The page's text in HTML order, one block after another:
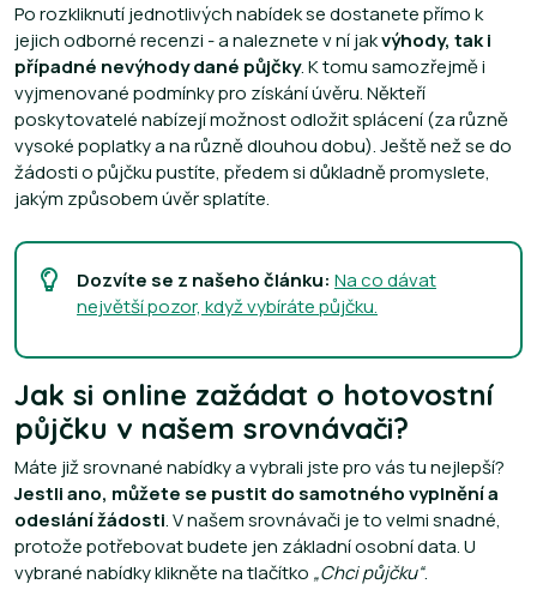
Po rozkliknutí jednotlivých nabídek se dostanete přímo k
jejich odborné recenzi - a naleznete v ní jakvýhody, tak i
případné nevýhody dané půjčky. K tomu samozřejmě i
vyjmenované podmínky pro získání úvěru. Někteří
poskytovatelé nabízejí možnost odložit splácení (za různě
vysoké poplatky a na různě dlouhou dobu). Ještě než se do
žádosti o půjčku pustíte, předem si důkladně promyslete,
jakým způsobem úvěr splatíte.
Dozvíte se z našeho článku: Na co dávat
největší pozor, když vybíráte půjčku.
Jak si online zažádat o hotovostní
půjčku v našem srovnávači?
Máte již srovnané nabídky a vybrali jste pro vás tu nejlepší?
Jestli ano, můžete se pustit do samotného vyplnění a
odeslání žádosti. V našem srovnávači je to velmi snadné,
protože potřebovat budete jen základní osobní data. U
vybrané nabídky klikněte na tlačítko „Chci půjčku​“.